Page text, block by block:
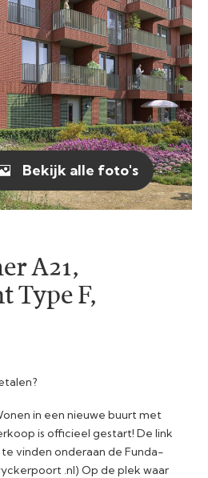
A21,
Type F,
in een nieuwe buurt met
is officieel gestart! De link
vinden onderaan de Funda-
.nl) Op de plek waar
Bekijk alle foto's